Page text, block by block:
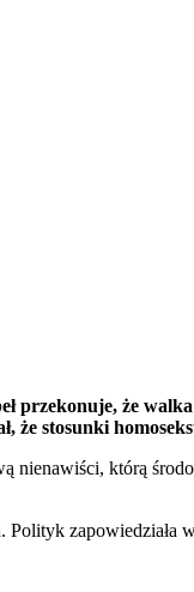
przekonuje, że
że stosunki
nienawiści, którą
zapowiedziała